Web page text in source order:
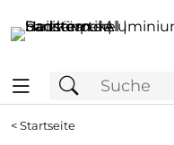
< Startseite